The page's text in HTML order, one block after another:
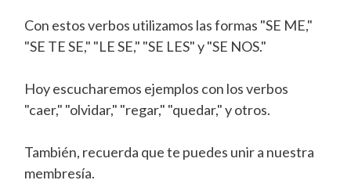
Con estos verbos utilizamos las formas "SE ME,"
"SE TE SE," "LE SE," "SE LES" y "SE NOS."
Hoy escucharemos ejemplos con los verbos
"caer," "olvidar," "regar," "quedar," y otros.
También, recuerda que te puedes unir a nuestra
membresía.